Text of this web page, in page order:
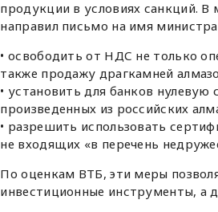
продукции в условиях санкций. В
направил письмо на имя
• освободить от НДС не только
также продажу драгкамней
• установить для банков
произведенных из российских
• разрешить использовать
не входящих «в перечень
По оценкам ВТБ, эти меры
инвестиционные инструменты, а